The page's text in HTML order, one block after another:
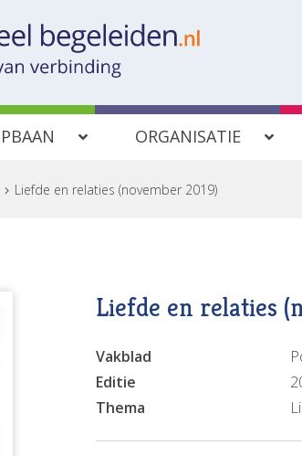
ORGANISATIE
> Liefde en relaties (november 2019)
Liefde en relaties
Vakblad
Editie
Thema